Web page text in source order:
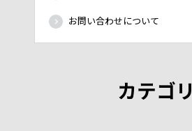
お問い合わせについて
カテゴリ